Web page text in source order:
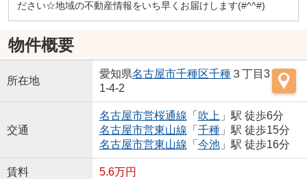
ださい☆地域の不動産情報をいち早くお届けします(#^^#)
物件概要
所在地
愛知県名古屋市千種区千種３丁目3
1-4-2
交通
名古屋市営桜通線 「 吹上」駅 徒歩6分
名古屋市営東山線 「 千種」駅 徒歩15分
名古屋市営東山線 「 今池」駅 徒歩16分
賃料 5.6万円